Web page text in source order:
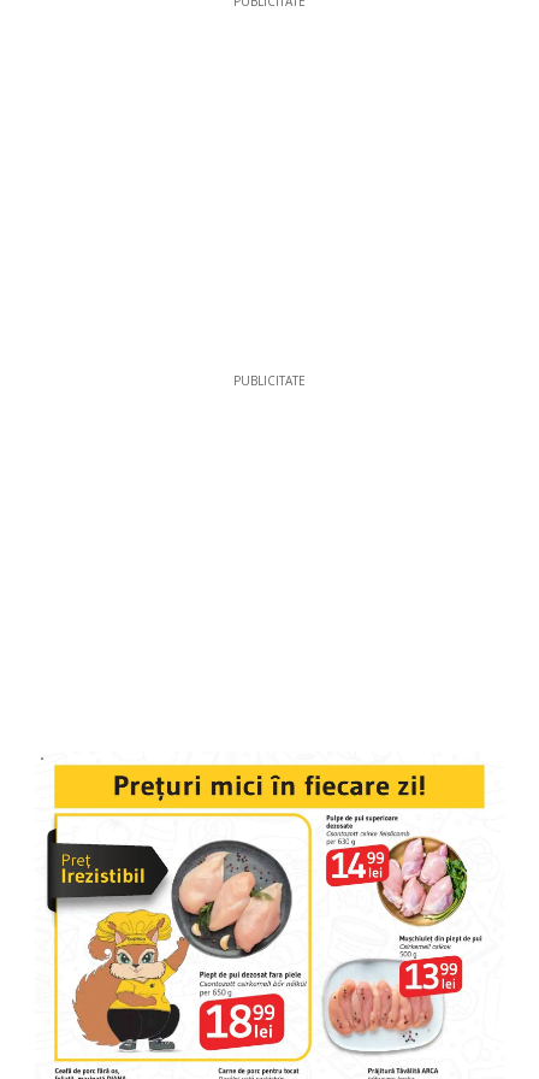
PUBLICITATE